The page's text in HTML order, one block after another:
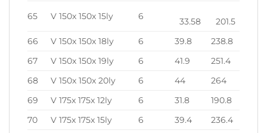
65 V 150x 150x 15ly 6 33.58
201.5
66
V 150x 150x 18ly 6 39.8
238.8
67
V 150x 150x 19ly 6 41.9
251.4
68
V 150x 150x 20ly 6 44
264
69
V 175x 175x 12ly 6 31.8
190.8
70
V 175x 175x 15ly 6 39.4
236.4